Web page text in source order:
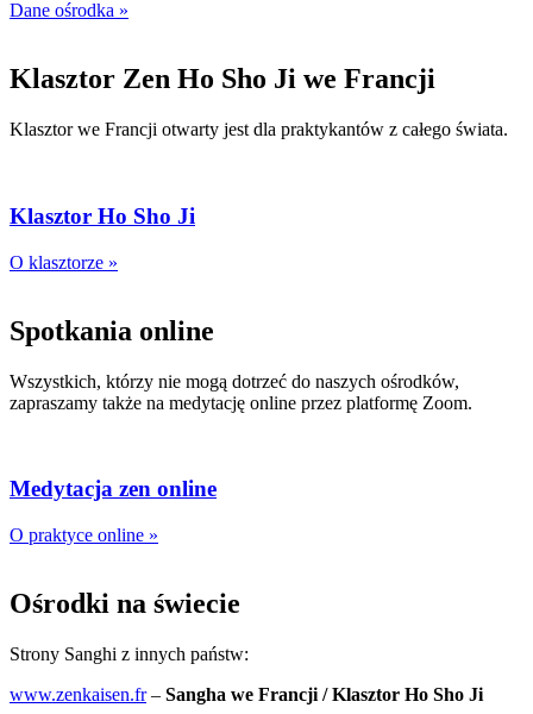
Dane ośrodka »
Klasztor Zen Ho Sho Ji we Francji
Klasztor we Francji otwarty jest dla praktykantów z całego świata.
Klasztor Ho Sho Ji
O klasztorze »
Spotkania online
Wszystkich, którzy nie mogą dotrzeć do naszych ośrodków,
zapraszamy także na medytację online przez platformę Zoom.
Medytacja zen online
O praktyce online »
Ośrodki na świecie
Strony Sanghi z innych państw:
www.zenkaisen.fr– Sangha we Francji / Klasztor Ho Sho Ji